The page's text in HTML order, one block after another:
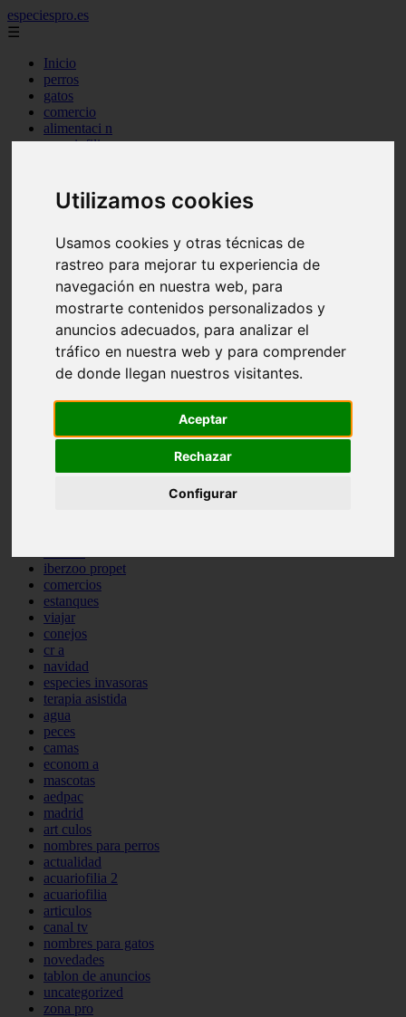
Utilizamos cookies
Usamos cookies y otras técnicas de
rastreo para mejorar tu experiencia de
navegación en nuestra web, para
mostrarte contenidos personalizados y
anuncios adecuados, para analizar el
tráfico en nuestra web y para comprender
de donde llegan nuestros visitantes.
Aceptar
Rechazar
Configurar
especiespro.es
☰
Inicio
perros
gatos
comercio
alimentaci n
acuariofilia
tenencia responsable
ventas
aves
marketing
bienestar
peque os mam feros
verano
legislaci n
peluquer a
accesorios
peluquer a canina
consejos
protagonistas
abandono
iberzoo propet
comercios
estanques
viajar
conejos
cr a
navidad
especies invasoras
terapia asistida
agua
peces
camas
econom a
mascotas
aedpac
madrid
art culos
nombres para perros
actualidad
acuariofilia 2
acuariofilia
articulos
canal tv
nombres para gatos
novedades
tablon de anuncios
uncategorized
zona pro